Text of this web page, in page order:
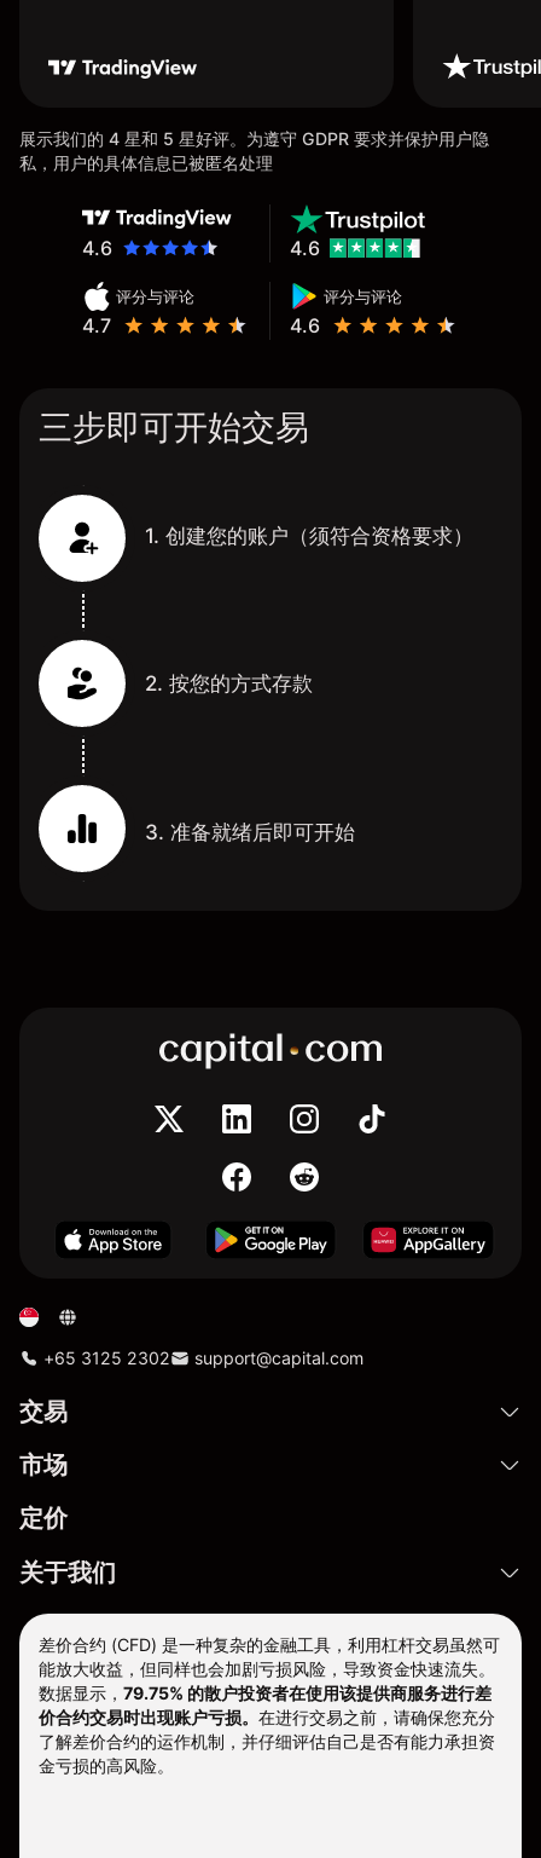
展示我们的 4 星和 5 星好评。为遵守 GDPR 要求并保护用户隐
私，用户的具体信息已被匿名处理
4.6
评分与评论
4.7
评分与评论
4.6
4.6
三步即可开始交易
1. 创建您的账户（须符合资格要求）
2. 按您的方式存款
3. 准备就绪后即可开始
+65 3125 2302 support@capital.com
交易
市场
定价
关于我们
差价合约 (CFD) 是一种复杂的金融工具，利用杠杆交易虽然可
能放大收益，但同样也会加剧亏损风险，导致资金快速流失。
数据显示， 79.75% 的散户投资者在使用该提供商服务进行差
价合约交易时出现账户亏损。 在进行交易之前，请确保您充分
了解差价合约的运作机制，并仔细评估自己是否有能力承担资
金亏损的高风险。